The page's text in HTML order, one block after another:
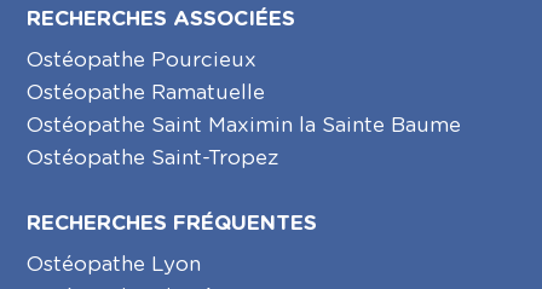
RECHERCHES ASSOCIÉES
Ostéopathe Pourcieux
Ostéopathe Ramatuelle
Ostéopathe Saint Maximin la Sainte Baume
Ostéopathe Saint-Tropez
RECHERCHES FRÉQUENTES
Ostéopathe Lyon